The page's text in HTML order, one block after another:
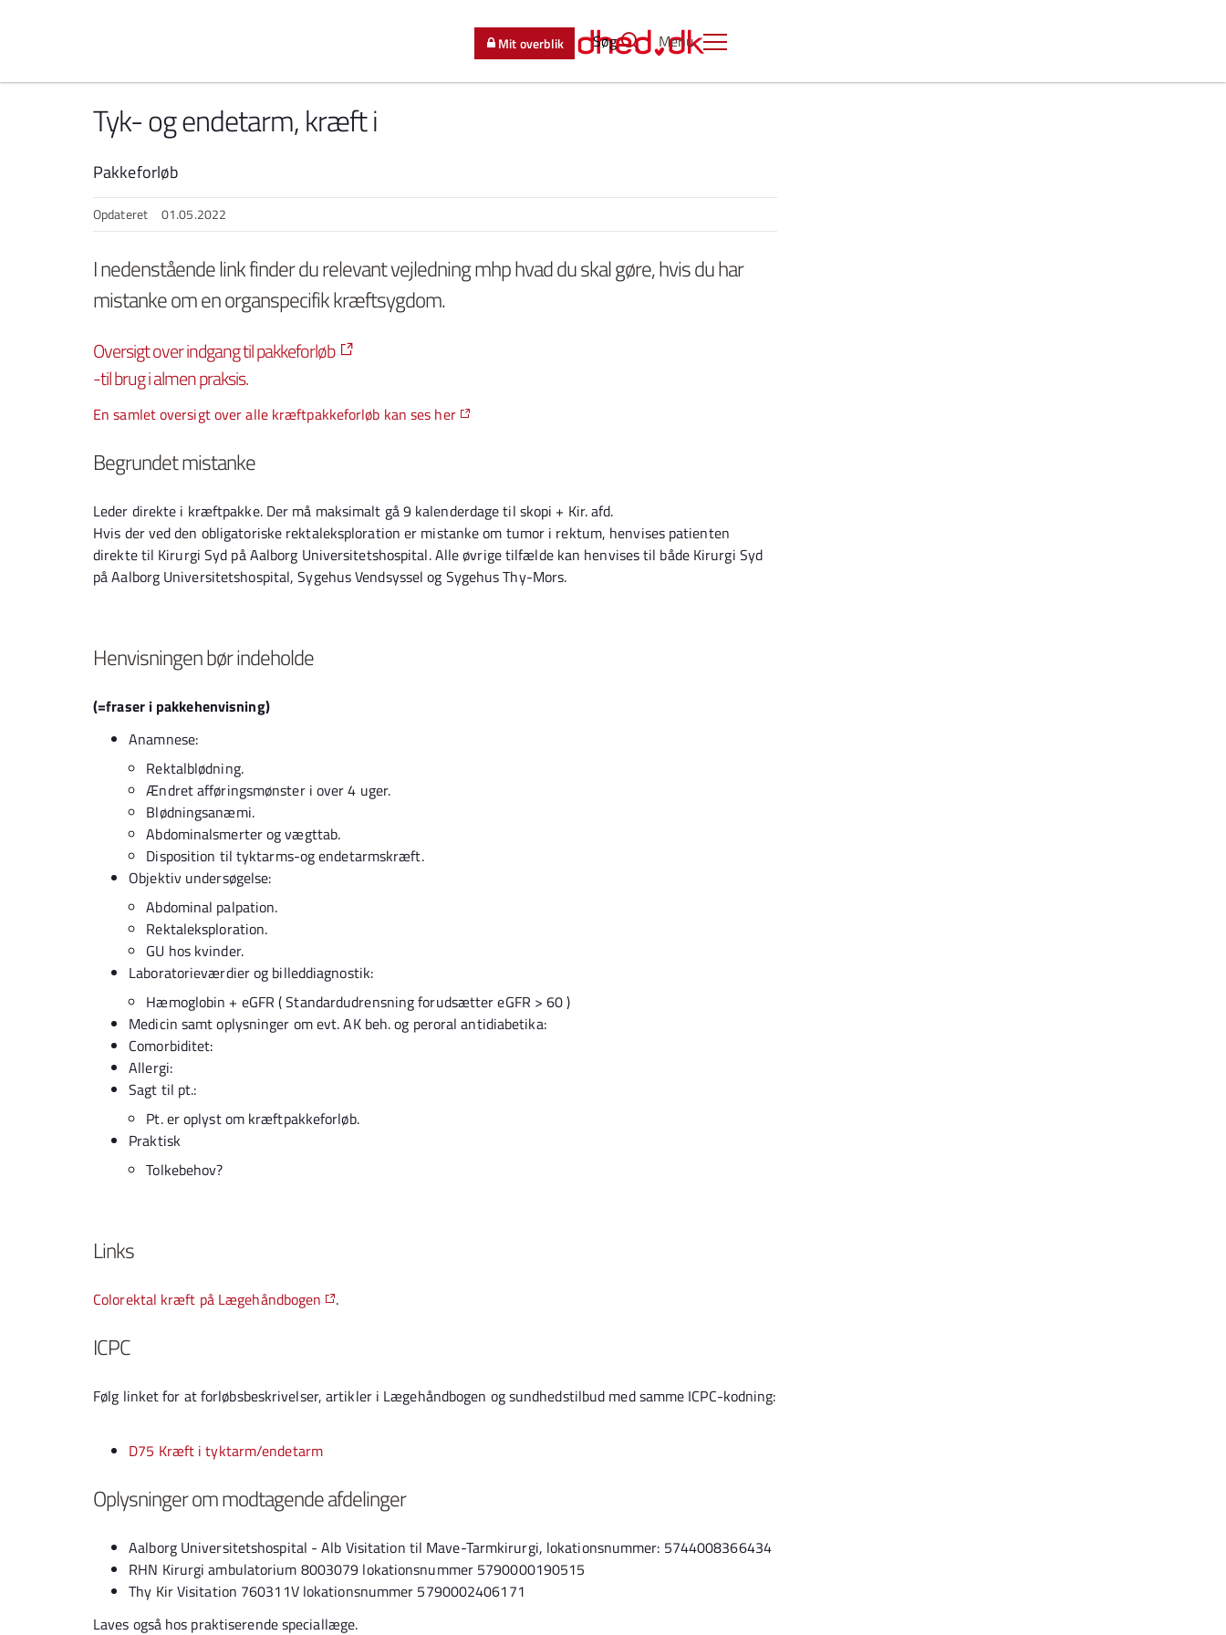
Menu
Søg
Mit overblik
Tyk- og endetarm, kræft i
Pakkeforløb
Opdateret 01.05.2022
I nedenstående link finder du relevant vejledning mhp hvad du skal gøre, hvis du har
mistanke om en organspecifik kræftsygdom.
Oversigt over indgang til pakkeforløb
-til brug i almen praksis.
En samlet oversigt over alle kræftpakkeforløb kan ses her
Begrundet mistanke
Leder direkte i kræftpakke. Der må maksimalt gå 9 kalenderdage til skopi + Kir. afd.
Hvis der ved den obligatoriske rektaleksploration er mistanke om tumor i rektum, henvises patienten
direkte til Kirurgi Syd på Aalborg Universitetshospital. Alle øvrige tilfælde kan henvises til både Kirurgi Syd
på Aalborg Universitetshospital, Sygehus Vendsyssel og Sygehus Thy-Mors.
Henvisningen bør indeholde
(=fraser i pakkehenvisning)
Anamnese:
Rektalblødning.
Ændret afføringsmønster i over 4 uger.
Blødningsanæmi.
Abdominalsmerter og vægttab.
Disposition til tyktarms-og endetarmskræft.
Objektiv undersøgelse:
Abdominal palpation.
Rektaleksploration.
GU hos kvinder.
Laboratorieværdier og billeddiagnostik:
Hæmoglobin + eGFR ( Standardudrensning forudsætter eGFR > 60 )
Medicin samt oplysninger om evt. AK beh. og peroral antidiabetika:
Comorbiditet:
Allergi:
Sagt til pt.:
Pt. er oplyst om kræftpakkeforløb.
Praktisk
Tolkebehov?
Links
Colorektal kræft på Lægehåndbogen .
ICPC
Følg linket for at forløbsbeskrivelser, artikler i Lægehåndbogen og sundhedstilbud med samme ICPC-kodning:
D75 Kræft i tyktarm/endetarm
Oplysninger om modtagende afdelinger
Aalborg Universitetshospital - Alb Visitation til Mave-Tarmkirurgi, lokationsnummer: 5744008366434
RHN Kirurgi ambulatorium 8003079 lokationsnummer 5790000190515
Thy Kir Visitation 760311V lokationsnummer 5790002406171
Laves også hos praktiserende speciallæge.